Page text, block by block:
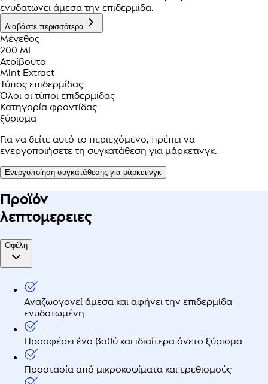
ενυδατώνει άμεσα την επιδερμίδα.
Διαβάστε περισσότερα
Μέγεθος
200 ML
Ατρίβουτο
Mint Extract
Τύπος επιδερμίδας
Όλοι οι τύποι επιδερμίδας
Κατηγορία φροντίδας
ξύρισμα
Για να δείτε αυτό το περιεχόμενο, πρέπει να
ενεργοποιήσετε τη συγκατάθεση για μάρκετινγκ.
Ενεργοποίηση συγκατάθεσης για μάρκετινγκ
Προϊόν
λεπτομερειες
Οφέλη
Αναζωογονεί άμεσα και αφήνει την επιδερμίδα
ενυδατωμένη
Προσφέρει ένα βαθύ και ιδιαίτερα άνετο ξύρισμα
Προστασία από μικροκοψίματα και ερεθισμούς